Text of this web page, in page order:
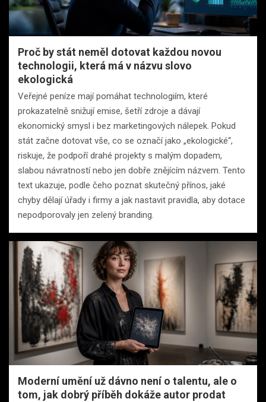
Proč by stát neměl dotovat každou novou
technologii, která má v názvu slovo
ekologická
Veřejné peníze mají pomáhat technologiím, které
prokazatelně snižují emise, šetří zdroje a dávají
ekonomický smysl i bez marketingových nálepek. Pokud
stát začne dotovat vše, co se označí jako „ekologické“,
riskuje, že podpoří drahé projekty s malým dopadem,
slabou návratností nebo jen dobře znějícím názvem. Tento
text ukazuje, podle čeho poznat skutečný přínos, jaké
chyby dělají úřady i firmy a jak nastavit pravidla, aby dotace
nepodporovaly jen zelený branding.
Moderní umění už dávno není o talentu, ale o
tom, jak dobrý příběh dokáže autor prodat